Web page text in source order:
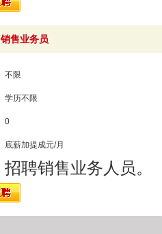
销售业务员
不限
学历不限
0
底薪加提成元/月
招聘销售业务人员。